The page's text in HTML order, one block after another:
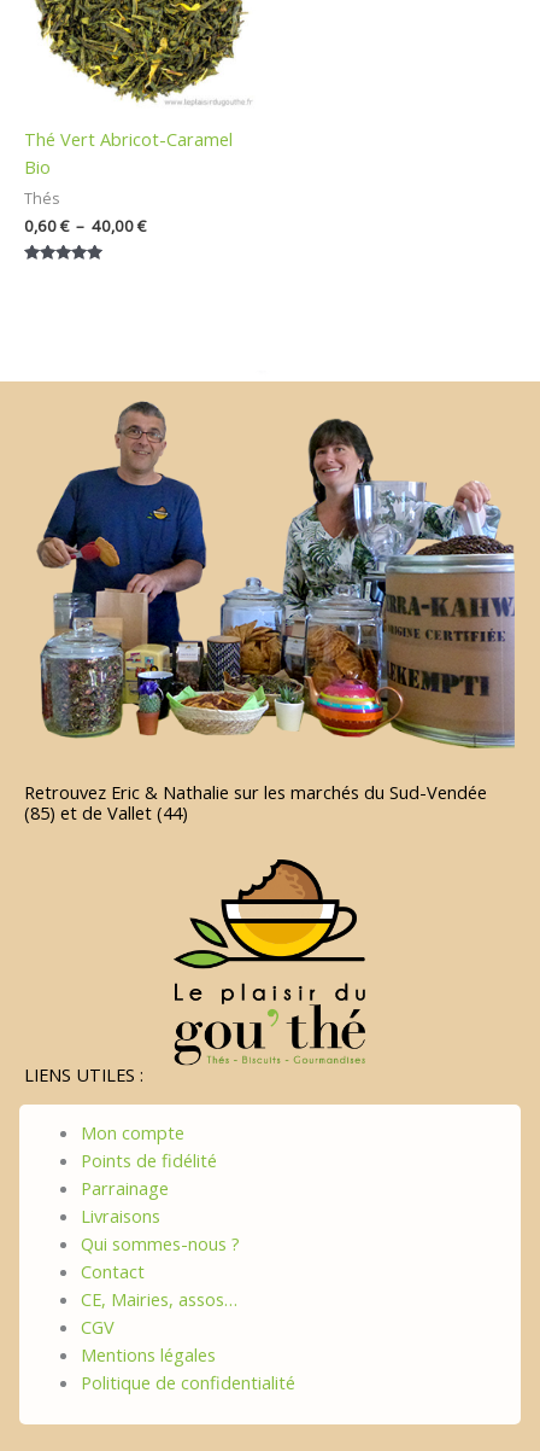
Thé Vert Abricot-Caramel
Bio
Thés
0,60€ – 40,00€
Retrouvez Eric & Nathalie sur les marchés du Sud-Vendée
(85) et de Vallet (44)
LIENS UTILES :
Mon compte
Points de fidélité
Parrainage
Livraisons
Qui sommes-nous ?
Contact
CE, Mairies, assos…
CGV
Mentions légales
Politique de confidentialité